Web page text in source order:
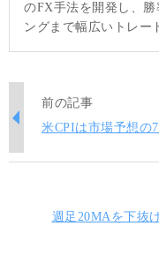
のFX手法を開発し、
ングまで幅広いトレー
前の記事
米CPIは市場予想の
週足20MAを下抜